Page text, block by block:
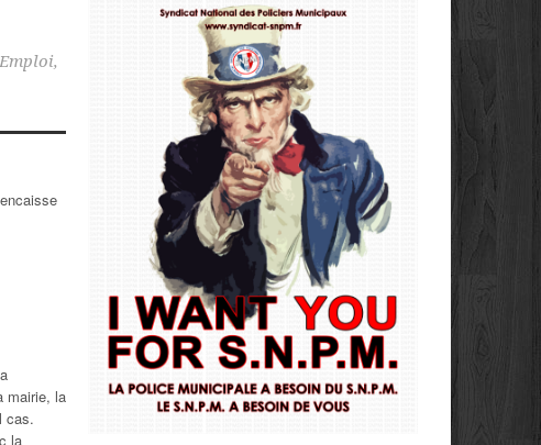
Emploi,
mairie, la
cas.
la